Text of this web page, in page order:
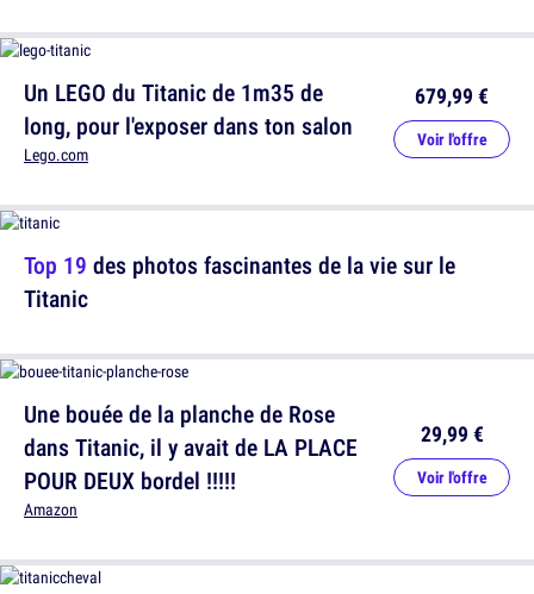
Un LEGO du Titanic de 1m35 de
long, pour l'exposer dans ton salon
Lego.com
679,99 €
Voir l'offre
Une bouée de la planche de Rose
dans Titanic, il y avait de LA PLACE
POUR DEUX bordel !!!!!
Amazon
29,99 €
Voir l'offre
Top 19 des photos fascinantes de la vie sur le
Titanic